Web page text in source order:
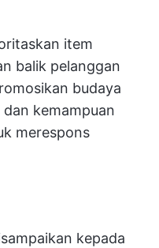
item
balik pelanggan
budaya
kemampuan
merespons
kepada